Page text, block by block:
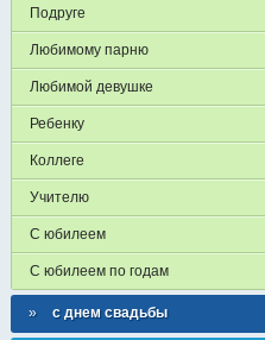
Подруге
Любимому парню
Любимой девушке
Ребенку
Коллеге
Учителю
С юбилеем
С юбилеем по годам
с днем свадьбы